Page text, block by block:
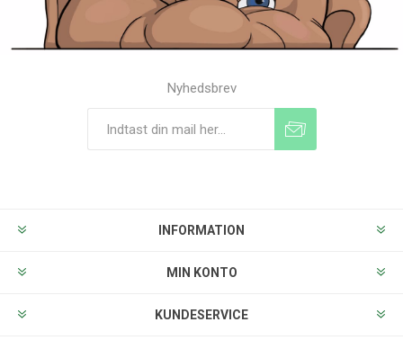
Nyhedsbrev
INFORMATION
MIN KONTO
KUNDESERVICE